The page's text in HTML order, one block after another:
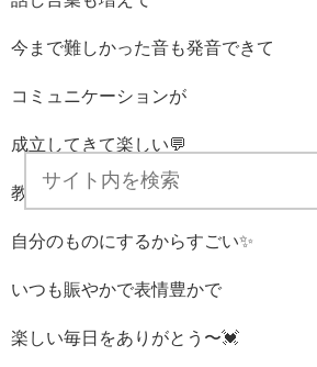
今まで難しかった音も発音できて
コミュニケーションが
成立してきて楽しい💬
教えたらあっという間に吸収して
自分のものにするからすごい✨
いつも賑やかで表情豊かで
楽しい毎日をありがとう〜💓